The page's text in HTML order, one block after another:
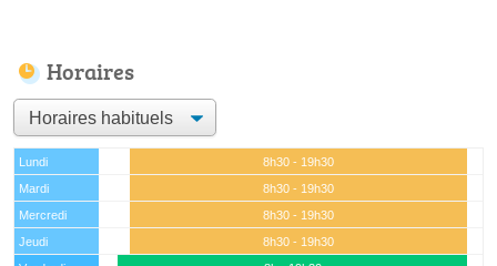
Horaires
Lundi
8h30 - 19h30
Mardi
8h30 - 19h30
Mercredi
8h30 - 19h30
Jeudi
8h30 - 19h30